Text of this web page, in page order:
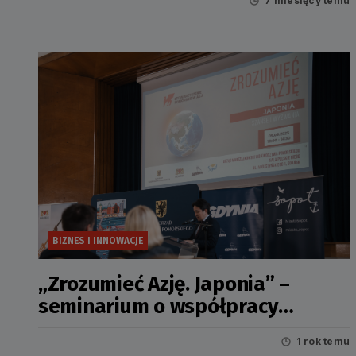
BIZNES I INNOWACJE
„Zrozumieć Azję. Japonia” –
seminarium o współpracy
1 rok temu